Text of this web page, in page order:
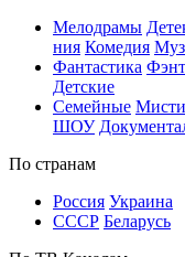
Ме­ло­дра­мы
ния Ко­ме­дия
Фан­та­сти­ка
Дет­ские
Се­мей­ные
ШОУ
По стра­нам
Рос­сия Ук­раи­на
СССР Бе­ла­русь